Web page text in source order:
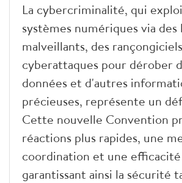
La cybercriminalité, qui
systèmes numériques via
malveillants, des
cyberattaques pour dérober
données et d'autres
précieuses, représente un
Cette nouvelle Convention
réactions plus rapides, une
coordination et une
garantissant ainsi la sécurité